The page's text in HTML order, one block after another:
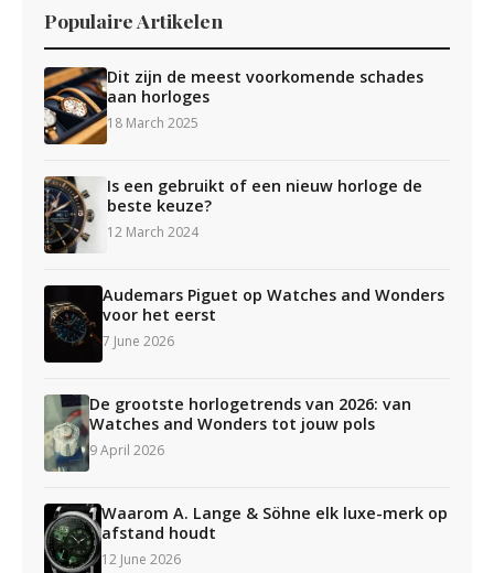
Populaire Artikelen
Dit zijn de meest voorkomende schades
aan horloges
18 March 2025
Is een gebruikt of een nieuw horloge de
beste keuze?
12 March 2024
Audemars Piguet op Watches and Wonders
voor het eerst
7 June 2026
De grootste horlogetrends van 2026: van
Watches and Wonders tot jouw pols
9 April 2026
Waarom A. Lange & Söhne elk luxe-merk op
afstand houdt
12 June 2026